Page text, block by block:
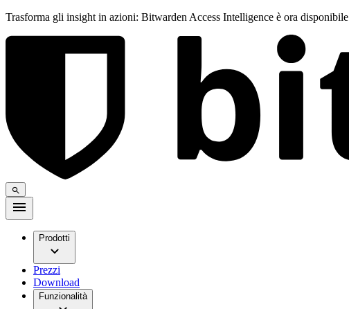
Trasforma gli insight in azioni: Bitwarden Access Intelligence è ora disponibile
Prodotti
Prezzi
Download
Funzionalità